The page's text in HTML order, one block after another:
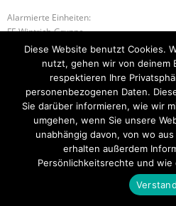
Alarmierte Einheiten:
FF-Wintrich-Gruppe
BeKu WL
W-1 HOCHWASSER
Startseite Einsätze Mitglied
Kontakt
Theme byThink Up Themes Ltd.
Diese Website benutzt Cookies.
nutzt, gehen wir von deinem
respektieren Ihre
personenbezogenen Daten.
Sie darüber informieren, wie wir
umgehen, wenn Sie unsere
unabhängig davon, von wo
erhalten außerdem
Persönlichkeitsrechte und wie